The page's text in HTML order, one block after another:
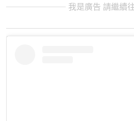
我是廣告 請繼續